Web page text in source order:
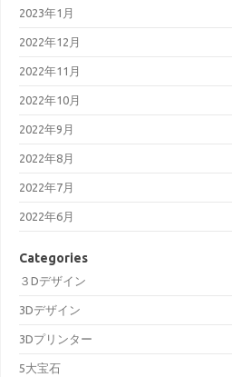
2023年1月
2022年12月
2022年11月
2022年10月
2022年9月
2022年8月
2022年7月
2022年6月
Categories
３Dデザイン
3Dデザイン
3Dプリンター
5大宝石